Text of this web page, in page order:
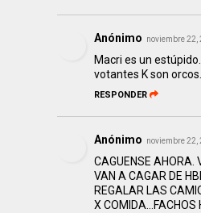
Anónimo noviembre 22,
Macri es un
votantes K son orcos.
RESPONDER
Anónimo noviembre 22,
CAGUENSE AHORA.
VAN A CAGAR DE
REGALAR LAS
X COMIDA...FACHOS